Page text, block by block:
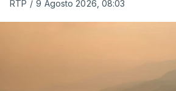
RTP / 9 Agosto 2026, 08:03